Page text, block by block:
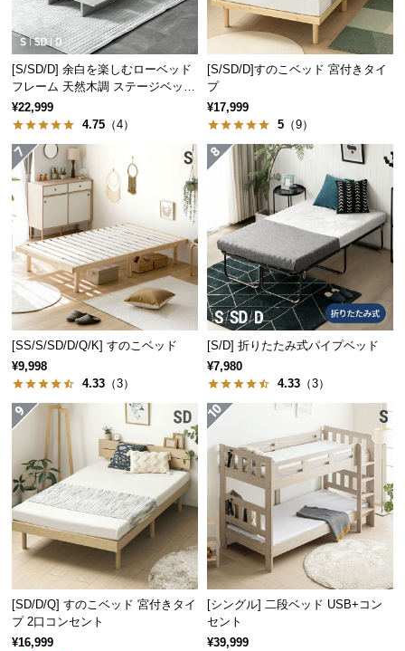
様
サ
ト
お
知
ら
せ
業
情
敷くだけでスッキリ湿気対策
通気性に優れた桐すのこは、湿気やカビ対策に最
適。オールシーズン快適にお使いいただけます。
[S/SD/D] 余白を楽しむローベッド
フレーム 天然木調 ステージベッド
2口コンセントタイプ
¥22,999
4.75 （4）
[S/SD/D]すのこベッド 宮付きタイ
プ
¥17,999
5 （9）
[SS/S/SD/D/Q/K] すのこベッド
¥9,998
4.33 （3）
[S/D] 折りたたみ式パイプベッド
¥7,980
4.33 （3）
[SD/D/Q] すのこベッド 宮付きタイ
プ 2口コンセント
¥16,999
[シングル] 二段ベッド USB+コン
セント
¥39,999